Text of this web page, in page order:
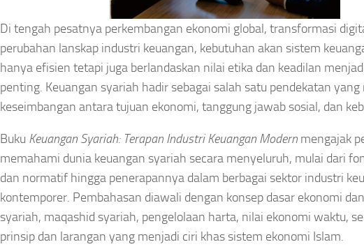
Di tengah pesatnya perkembangan ekonomi global, transformasi
perubahan lanskap industri keuangan, kebutuhan akan sistem
hanya efisien tetapi juga berlandaskan nilai etika dan keadilan
penting. Keuangan syariah hadir sebagai salah satu pendekatan
keseimbangan antara tujuan ekonomi, tanggung jawab sosial, dan
Buku Keuangan Syariah: Terapan Industri Keuangan Modern mengajak
memahami dunia keuangan syariah secara menyeluruh, mulai dari
dan normatif hingga penerapannya dalam berbagai sektor industri
kontemporer. Pembahasan diawali dengan konsep dasar ekonomi
syariah, maqashid syariah, pengelolaan harta, nilai ekonomi waktu,
prinsip dan larangan yang menjadi ciri khas sistem ekonomi Islam.